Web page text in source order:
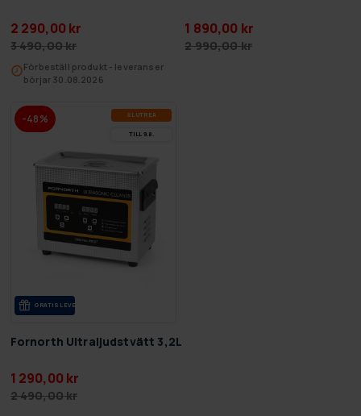
2 290,00 kr
3 490,00 kr
Förbeställ produkt - leveranser
börjar 30.08.2026
1 890,00 kr
2 990,00 kr
-48% SLUT­REA
TILL 9.8.
GRA­TIS LE­VE­RANS
Fornorth Ultraljudstvätt 3,2L
1 290,00 kr
2 490,00 kr